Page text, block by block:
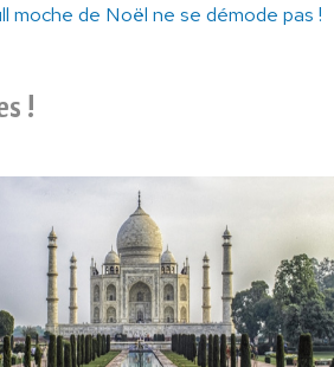
moche de Noël ne se démode pas !
!